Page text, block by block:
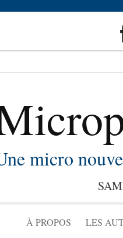
micro
À PROPOS LES